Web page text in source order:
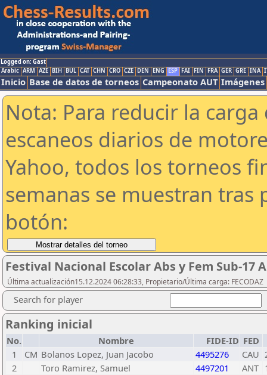
Logged on: Gast
Arabic ARM AZE BIH BUL CAT CHN CRO CZE DEN ENG ESP FAI FIN FRA GER GRE INA
Inicio Base de datos de torneos Campeonato AUT Imágenes
Nota: Para reducir la
escaneos diarios de
Yahoo, todos los torneos
semanas se muestran tras
botón:
Festival Nacional Escolar Abs y Fem Sub-17
Última actualización15.12.2024 06:28:33, Propietario/Última carga: FECODAZ
Search for player
Ranking inicial
No. Nombre FIDE-ID FED
1
CM Bolanos Lopez, Juan Jacobo 4495276 CAU
2
Toro Ramirez, Samuel 4497201 ANT